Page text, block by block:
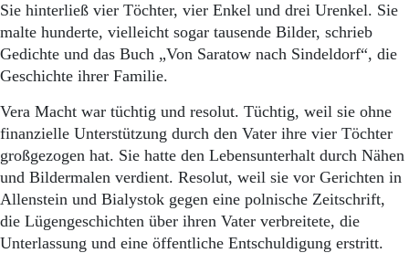
Sie hinterließ vier Töchter, vier Enkel und drei Urenkel. Sie
malte hunderte, vielleicht sogar tausende Bilder, schrieb
Gedichte und das Buch „Von Saratow nach Sindeldorf“, die
Geschichte ihrer Familie.
Vera Macht war tüchtig und resolut. Tüchtig, weil sie ohne
finanzielle Unterstützung durch den Vater ihre vier Töchter
großgezogen hat. Sie hatte den Lebensunterhalt durch Nähen
und Bildermalen verdient. Resolut, weil sie vor Gerichten in
Allenstein und Bialystok gegen eine polnische Zeitschrift,
die Lügengeschichten über ihren Vater verbreitete, die
Unterlassung und eine öffentliche Entschuldigung erstritt.